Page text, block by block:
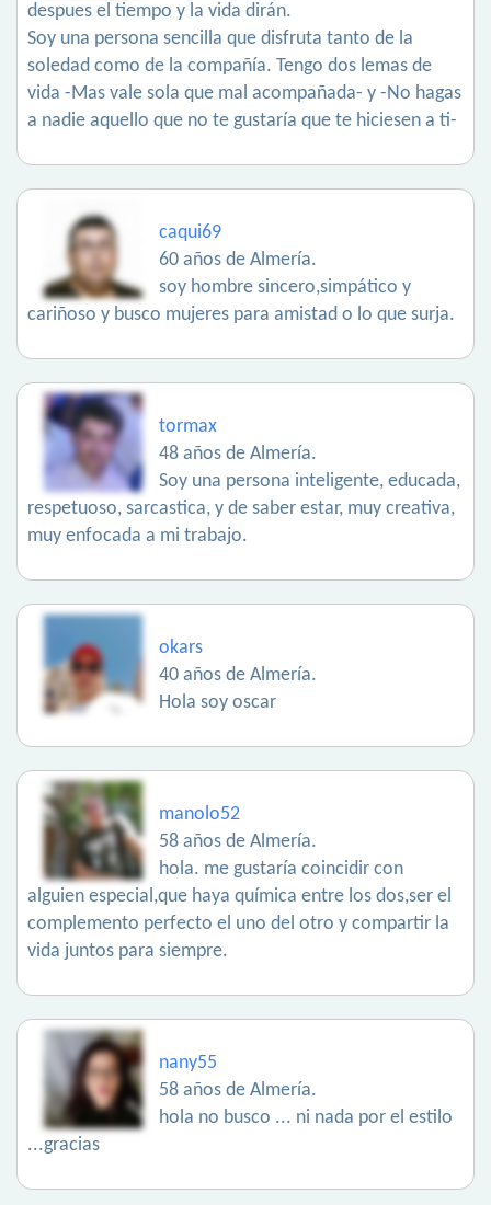
despues el tiempo y la vida dirán.
Soy una persona sencilla que disfruta tanto de la
soledad como de la compañía. Tengo dos lemas de
vida -Mas vale sola que mal acompañada- y -No hagas
a nadie aquello que no te gustaría que te hiciesen a ti-
caqui69
60 años de Almería.
soy hombre sincero,simpático y
cariñoso y busco mujeres para amistad o lo que surja.
tormax
48 años de Almería.
Soy una persona inteligente, educada,
respetuoso, sarcastica, y de saber estar, muy creativa,
muy enfocada a mi trabajo.
okars
40 años de Almería.
Hola soy oscar
manolo52
58 años de Almería.
hola. me gustaría coincidir con
alguien especial,que haya química entre los dos,ser el
complemento perfecto el uno del otro y compartir la
vida juntos para siempre.
nany55
58 años de Almería.
hola no busco ... ni nada por el estilo
...gracias